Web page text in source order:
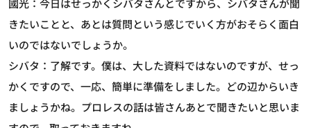
きたいことと、あとは質問という感じでいく方がおそらく面白
いのではないでしょうか。
シバタ：了解です。僕は、大した資料ではないのですが、せっ
かくですので、一応、簡単に準備をしました。どの辺からいき
ましょうかね。プロレスの話は皆さんあとで聞きたいと思いま